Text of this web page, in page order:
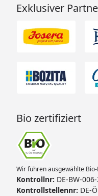
Exklusiver
Bio zertifiziert
Wir führen ausgewählte
Kontrollnr: DE-BW-
Kontrollstellennr: DE-